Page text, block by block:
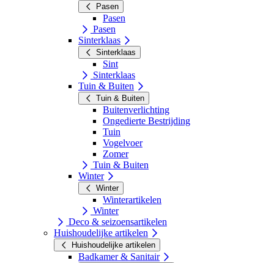
Pasen
Pasen
Pasen
Sinterklaas
Sinterklaas
Sint
Sinterklaas
Tuin & Buiten
Tuin & Buiten
Buitenverlichting
Ongedierte Bestrijding
Tuin
Vogelvoer
Zomer
Tuin & Buiten
Winter
Winter
Winterartikelen
Winter
Deco & seizoensartikelen
Huishoudelijke artikelen
Huishoudelijke artikelen
Badkamer & Sanitair